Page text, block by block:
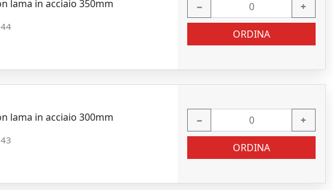
lama in acciaio 350mm − +
ORDINA
lama in acciaio 300mm − +
ORDINA